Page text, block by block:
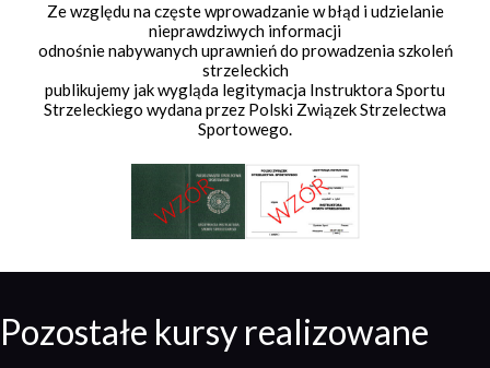
Ze względu na częste wprowadzanie w błąd i udzielanie
nieprawdziwych informacji
odnośnie nabywanych uprawnień do prowadzenia szkoleń
strzeleckich
publikujemy jak wygląda legitymacja Instruktora Sportu
Strzeleckiego wydana przez Polski Związek Strzelectwa
Sportowego.
Pozostałe kursy realizowane